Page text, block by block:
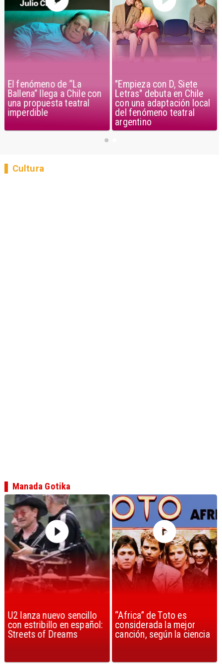
El fenómeno de “La
Ballena” llega a Chile con
una propuesta teatral
imperdible
"Empieza con D, Siete
Letras" debuta en Chile
con una adaptación local
del fenómeno teatral
argentino
Cultura
U2 lanza nuevo sencillo
con estribillo en español:
Streets of Dreams
“Africa” de Toto es
considerada la mejor
canción, según la ciencia
Manada Gotika